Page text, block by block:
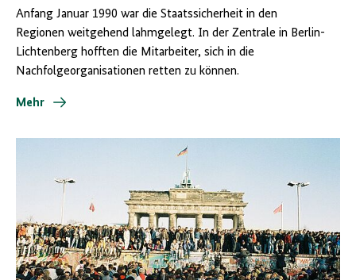
Anfang Januar 1990 war die Staatssicherheit in den
Regionen weitgehend lahmgelegt. In der Zentrale in Berlin-
Lichtenberg hofften die Mitarbeiter, sich in die
Nachfolgeorganisationen retten zu können.
Mehr